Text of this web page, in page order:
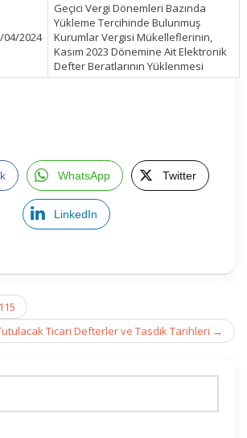
04/2024
Geçici Vergi Dönemleri Bazında
Yükleme Tercihinde Bulunmuş
Kurumlar Vergisi Mükelleflerinin,
Kasım 2023 Dönemine Ait Elektronik
Defter Beratlarının Yüklenmesi
WhatsApp Twitter
LinkedIn
Tutulacak Ticari Defterler ve Tasdik Tarihleri →